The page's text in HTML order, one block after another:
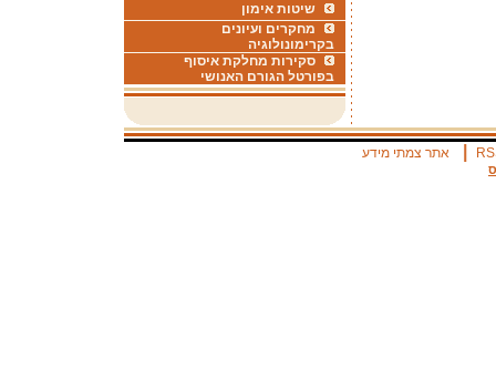
שיטות אימון
מחקרים ועיונים
בקרימונולוגיה
סקירות מחלקת איסוף
בפורטל הגורם האנושי
אתר צמתי מידע